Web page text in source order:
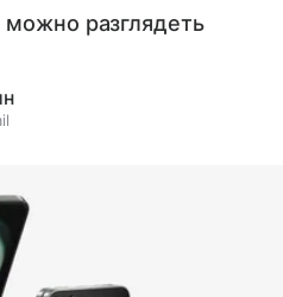
разглядеть